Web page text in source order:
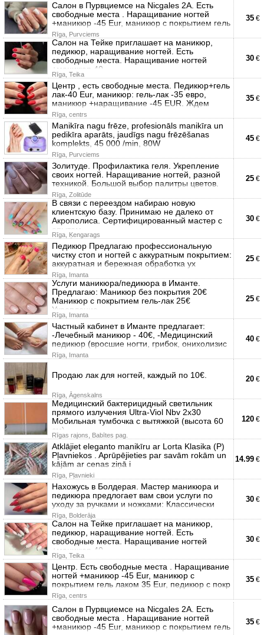
Салон в Пурвциемсе на Nicgales 2A. Есть
свободные места . Наращивание ногтей
+маникюр -45 Eur, маникюр с покрытием гель
Rīga, Purvciems
35 €
Салон на Тейке приглашает на маникюр,
педикюр, наращивание ногтей. Есть
свободные места. Наращивание ногтей
+маникюр 40-
Rīga, Teika
30 €
Центр , есть свободные места. Педикюр+гель
лак-40 Eur, маникюр: гель-лак -35 евро,
маникюр +наращивание -45 EUR. Ждем
Rīga, centrs
35 €
Manikīra nagu frēze, profesionāls manikīra un
pedikīra aparāts, jaudīgs nagu frēzēšanas
komplekts, 45 000 /min, 80W
Rīga, Purvciems
45 €
Золитуде. Профилактика геля. Укрепление
своих ногтей. Наращивание ногтей, разной
техникой. Большой выбор палитры цветов.
Rīga, Zolitūde
25 €
В связи с переездом набираю новую
клиентскую базу. Принимаю не далеко от
Акрополиса. Сертифицированный мастер с
опытом
Rīga, Ķengarags
30 €
Педикюр Предлагаю профессиональную
чистку стоп и ногтей с аккуратным покрытием:
аккуратная и бережная обработка ух
Rīga, Imanta
25 €
Услуги маникюра/педикюра в Иманте.
Предлагаю: Маникюр без покрытия 20€
Маникюр с покрытием гель-лак 25€
Укрепление
Rīga, Imanta
25 €
Частный кабинет в Иманте предлагает:
-Лечебный маникюр - 40€, -Медицинский
педикюр (вросшие ногти, грибок, онихолизис
Rīga, Imanta
40 €
Продаю лак для ногтей, каждый по 10€.
Rīga, Āgenskalns
20 €
Медицинский бактерицидный светильник
прямого излучения Ultra-Viol Nbv 2x30
Мобильная тумбочка с вытяжкой (высота 60
см)
Rīgas rajons, Babītes pag.
120 €
Atklājiet eleganto manikīru ar Lorta Klasika (P)
Pļavniekos . Aprūpējieties par savām rokām un
kājām ar cenas ziņā i
Rīga, Pļavnieki
14.99 €
Нахожусь в Болдерая. Мастер маникюра и
педикюра предлогает вам свои услуги по
уходу за ручками и ножками: Классически
Rīga, Bolderāja
30 €
Салон на Тейке приглашает на маникюр,
педикюр, наращивание ногтей. Есть
свободные места. Наращивание ногтей
+маникюр 40
Rīga, Teika
30 €
Центр. Есть свободные места . Наращивание
ногтей +маникюр -45 Eur, маникюр с
покрытием гель лаком 35 Eur, педикюр с покр
Rīga, centrs
35 €
Салон в Пурвциемсе на Nicgales 2A. Есть
свободные места . Наращивание ногтей
+маникюр -45 Eur, маникюр с покрытием гель
35 €